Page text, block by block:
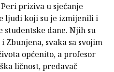
priziva u sjećanje
ljudi koji su je izmijenili i
dane. Njih su
Zbunjena, svaka sa svojim
općenito, a profesor
ličnost, predavač